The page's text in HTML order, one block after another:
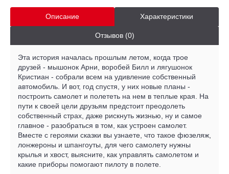
Описание Характеристики
Отзывов (0)
Эта история началась прошлым летом, когда трое
друзей - мышонок Арни, воробей Билл и лягушонок
Кристиан - собрали всем на удивление собственный
автомобиль. И вот, год спустя, у них новые планы -
построить самолет и полететь на нем в теплые края. На
пути к своей цели друзьям предстоит преодолеть
собственный страх, даже рискнуть жизнью, ну и самое
главное - разобраться в том, как устроен самолет.
Вместе с героями сказки вы узнаете, что такое фюзеляж,
лонжероны и шпангоуты, для чего самолету нужны
крылья и хвост, выясните, как управлять самолетом и
какие приборы помогают пилоту в полете.